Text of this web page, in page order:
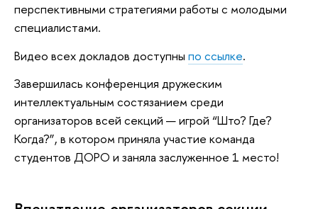
перспективными стратегиями работы с молодыми
специалистами.
Видео всех докладов доступны по ссылке.
Завершилась конференция дружеским
интеллектуальным состязанием среди
организаторов всей секций — игрой “Што? Где?
Когда?”, в котором приняла участие команда
студентов ДОРО и заняла заслуженное 1 место!